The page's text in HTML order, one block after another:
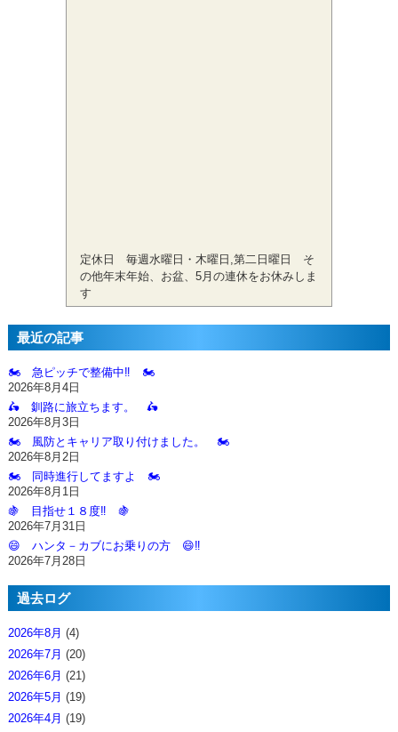
定休日 毎週水曜日・木曜日,第二日曜日 そ
の他年末年始、お盆、5月の連休をお休みしま
す
最近の記事
🏍️ 急ピッチで整備中‼️ 🏍️
2026年8月4日
🛵 釧路に旅立ちます。 🛵
2026年8月3日
🏍️ 風防とキャリア取り付けました。 🏍️
2026年8月2日
🏍️ 同時進行してますよ 🏍️
2026年8月1日
🍇 目指せ１８度‼️ 🍇
2026年7月31日
😄 ハンタ－カブにお乗りの方 😄‼️
2026年7月28日
過去ログ
2026年8月 (4)
2026年7月 (20)
2026年6月 (21)
2026年5月 (19)
2026年4月 (19)